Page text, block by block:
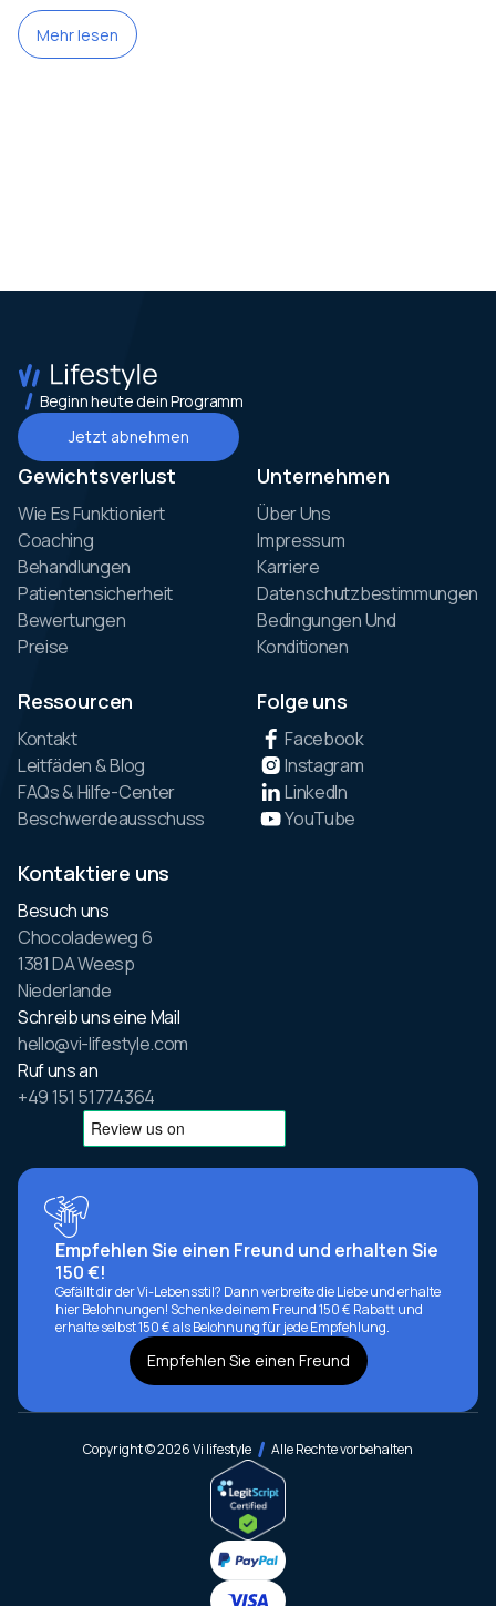
Mehr lesen
Beginn heute dein Programm
Jetzt abnehmen
Gewichtsverlust
Wie Es Funktioniert
Coaching
Behandlungen
Patientensicherheit
Bewertungen
Preise
Unternehmen
Über Uns
Impressum
Karriere
Datenschutzbestimmungen
Bedingungen Und
Konditionen
Ressourcen
Kontakt
Leitfäden & Blog
FAQs & Hilfe-Center
Beschwerdeausschuss
Folge uns
Facebook
Instagram
LinkedIn
YouTube
Kontaktiere uns
Besuch uns
Chocoladeweg 6
1381 DA Weesp
Niederlande
Schreib uns eine Mail
hello@vi-lifestyle.com
Ruf uns an
+49 151 51774364
Empfehlen Sie einen Freund und erhalten Sie
150 €!
Gefällt dir der Vi-Lebensstil? Dann verbreite die Liebe und erhalte
hier Belohnungen! Schenke deinem Freund 150 € Rabatt und
erhalte selbst 150 € als Belohnung für jede Empfehlung.
Empfehlen Sie einen Freund
Copyright © 2026 Vi lifestyle Alle Rechte vorbehalten